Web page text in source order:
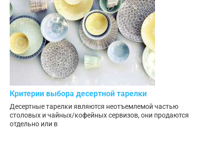
Критерии выбора десертной тарелки
Десертные тарелки являются неотъемлемой частью
столовых и чайных/кофейных сервизов, они продаются
отдельно или в